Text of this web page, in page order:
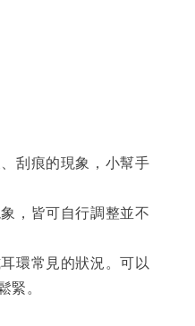
刮痕的現象，小幫手
，皆可自行調整並不
環常見的狀況。可以
。